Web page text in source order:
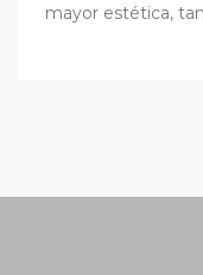
mayor estética,